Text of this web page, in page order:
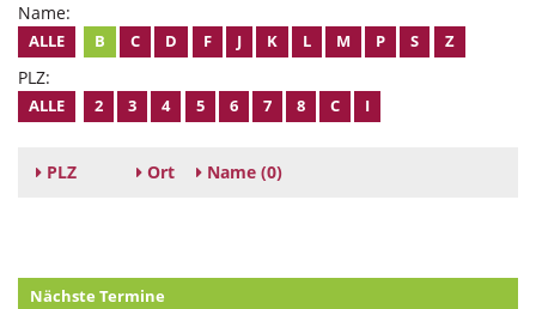
Name:
ALLE B C D F J K L M P S Z
PLZ:
ALLE 2 3 4 5 6 7 8 C I
PLZ Ort Name (0)
Nächste Termine